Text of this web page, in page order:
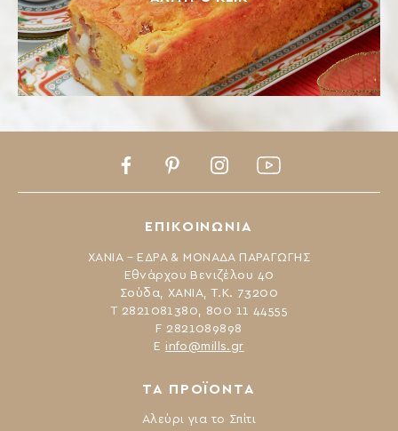
ΤΑ ΠΡΟΪΟΝΤΑ
Αλεύρι για το Σπίτι
ΕΠΙΚΟΙΝΩΝΙΑ
ΧΑΝΙΑ – ΕΔΡΑ & ΜΟΝΑΔΑ ΠΑΡΑΓΩΓΗΣ
Εθνάρχου Βενιζέλου 40
Σούδα, ΧΑΝΙΑ, Τ.Κ. 73200
Τ 2821081380, 800 11 44555
F 2821089898
Ε info@mills.gr
FacebookPinterestInstagramYoutube